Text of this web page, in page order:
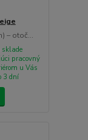
– otoč...
sklade
pracovný
u Vás
3 dní